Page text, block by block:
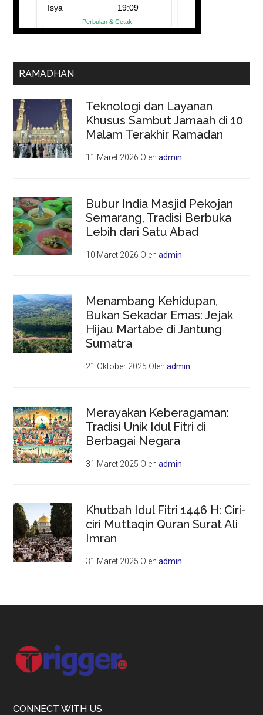
RAMADHAN
Teknologi dan Layanan
Khusus Sambut Jamaah di 10
Malam Terakhir Ramadan
11 Maret 2026 Olehadmin
Bubur India Masjid Pekojan
Semarang, Tradisi Berbuka
Lebih dari Satu Abad
10 Maret 2026 Olehadmin
Menambang Kehidupan,
Bukan Sekadar Emas: Jejak
Hijau Martabe di Jantung
Sumatra
21 Oktober 2025 Olehadmin
Merayakan Keberagaman:
Tradisi Unik Idul Fitri di
Berbagai Negara
31 Maret 2025 Olehadmin
Khutbah Idul Fitri 1446 H: Ciri-
ciri Muttaqin Quran Surat Ali
Imran
31 Maret 2025 Olehadmin
Footer
CONNECT WITH US